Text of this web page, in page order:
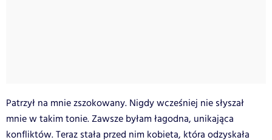
Patrzył na mnie zszokowany. Nigdy wcześniej nie słyszał
mnie w takim tonie. Zawsze byłam łagodna, unikająca
konfliktów. Teraz stała przed nim kobieta, która odzyskała